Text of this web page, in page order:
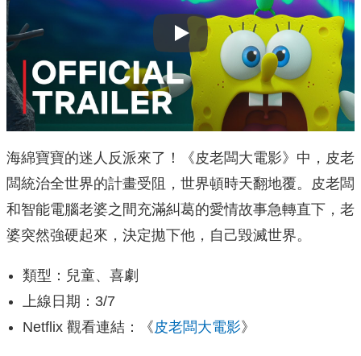
Play
海綿寶寶的迷人反派來了！《皮老闆大電影》中，皮老
闆統治全世界的計畫受阻，世界頓時天翻地覆。皮老闆
和智能電腦老婆之間充滿糾葛的愛情故事急轉直下，老
婆突然強硬起來，決定拋下他，自己毀滅世界。
類型：兒童、喜劇
上線日期：3/7
Netflix 觀看連結：《皮老闆大電影》